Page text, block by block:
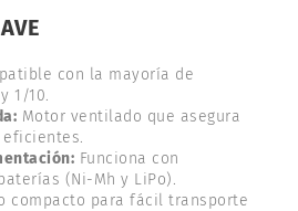
con la mayoría de
1/10.
Motor ventilado que asegura
Funciona con
(Ni-Mh y LiPo).
compacto para fácil transporte